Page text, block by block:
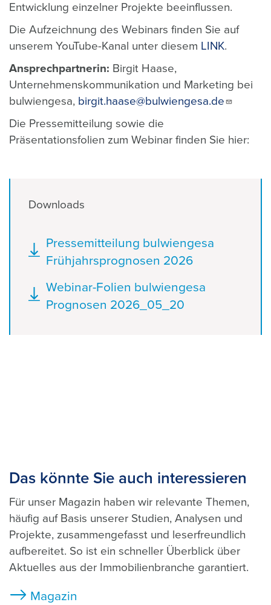
Entwicklung einzelner Projekte beeinflussen.
Die Aufzeichnung des Webinars finden Sie auf
unserem YouTube-Kanal unter diesem LINK.
Ansprechpartnerin: Birgit Haase,
Unternehmenskommunikation und Marketing bei
bulwiengesa, birgit.haase@bulwiengesa.de
Die Pressemitteilung sowie die
Präsentationsfolien zum Webinar finden Sie hier:
Downloads
Dokument
Pressemitteilung bulwiengesa
Frühjahrsprognosen 2026
Dokument
Webinar-Folien bulwiengesa
Prognosen 2026_05_20
Das könnte Sie auch interessieren
Für unser Magazin haben wir relevante Themen,
häufig auf Basis unserer Studien, Analysen und
Projekte, zusammengefasst und leserfreundlich
aufbereitet. So ist ein schneller Überblick über
Aktuelles aus der Immobilienbranche garantiert.
Magazin